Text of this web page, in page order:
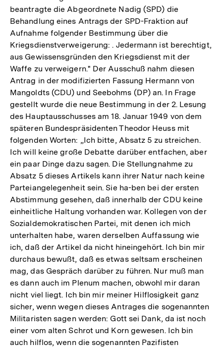
beantragte die Abgeordnete Nadig (SPD) die
Behandlung eines Antrags der SPD-Fraktion auf
Aufnahme folgender Bestimmung über die
Kriegsdienstverweigerung: . Jedermann ist berechtigt,
aus Gewissensgründen den Kriegsdienst mit der
Waffe zu verweigern." Der Ausschuß nahm diesen
Antrag in der modifizierten Fassung Hermann von
Mangoldts (CDU) und Seebohms (DP) an. In Frage
gestellt wurde die neue Bestimmung in der 2. Lesung
des Hauptausschusses am 18. Januar 1949 von dem
späteren Bundespräsidenten Theodor Heuss mit
folgenden Worten: „Ich bitte, Absatz 5 zu streichen.
Ich will keine große Debatte darüber entfachen, aber
ein paar Dinge dazu sagen. Die Stellungnahme zu
Absatz 5 dieses Artikels kann ihrer Natur nach keine
Parteiangelegenheit sein. Sie ha-ben bei der ersten
Abstimmung gesehen, daß innerhalb der CDU keine
einheitliche Haltung vorhanden war. Kollegen von der
Sozialdemokratischen Partei, mit denen ich mich
unterhalten habe, waren derselben Auffassung wie
ich, daß der Artikel da nicht hineingehört. Ich bin mir
durchaus bewußt, daß es etwas seltsam erscheinen
mag, das Gespräch darüber zu führen. Nur muß man
es dann auch im Plenum machen, obwohl mir daran
nicht viel liegt. Ich bin mir meiner Hilflosigkeit ganz
sicher, wenn wegen dieses Antrages die sogenannten
Militaristen sagen werden: Gott sei Dank, da ist noch
einer vom alten Schrot und Korn gewesen. Ich bin
auch hilflos, wenn die sogenannten Pazifisten